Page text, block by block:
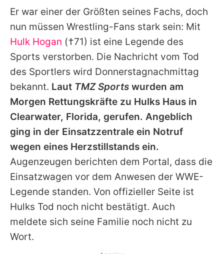
Alle Themen auf Promiflash
Jobs
App runterladen
Team
Redaktionelle Richtlinien
Impressum
Datenschutzerklärung
Nutzungsbedingungen
Utiq verwalten
Er war einer der Größten seines Fachs, doch
nun müssen Wrestling-Fans stark sein: Mit
Hulk Hogan (†71) ist eine Legende des
Sports verstorben. Die Nachricht vom Tod
des Sportlers wird Donnerstagnachmittag
bekannt. Laut TMZ Sports wurden am
Morgen Rettungskräfte zu Hulks Haus in
Clearwater, Florida, gerufen. Angeblich
ging in der Einsatzzentrale ein Notruf
wegen eines Herzstillstands ein.
Augenzeugen berichten dem Portal, dass die
Einsatzwagen vor dem Anwesen der WWE-
Legende standen. Von offizieller Seite ist
Hulks Tod noch nicht bestätigt. Auch
meldete sich seine Familie noch nicht zu
Wort.